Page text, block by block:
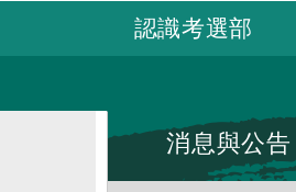
認識考選部
消息與公告